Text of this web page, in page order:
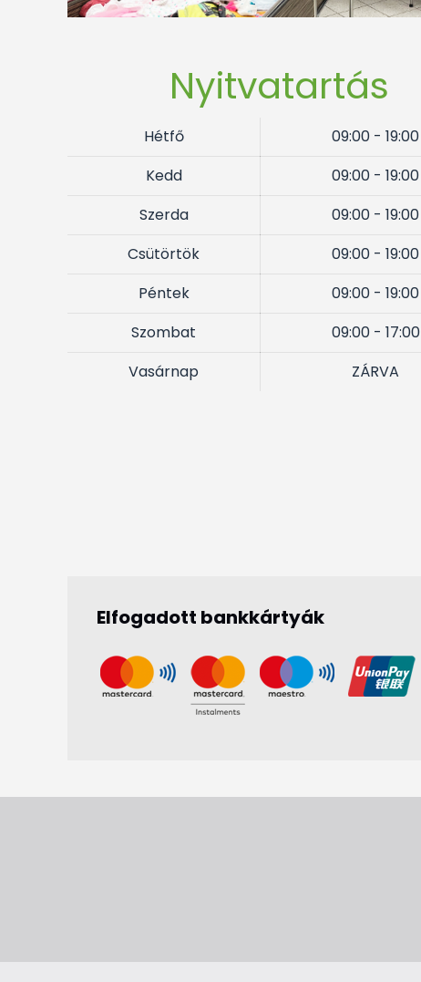
Nyitvatartás
Hétfő
09:00 - 19:00
Kedd
09:00 - 19:00
Szerda
09:00 - 19:00
Csütörtök
09:00 - 19:00
Péntek
09:00 - 19:00
Szombat
09:00 - 17:00
Vasárnap
ZÁRVA
Elfogadott bankkártyák